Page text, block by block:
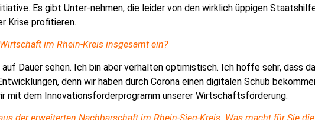
Es gibt Unter-nehmen, die leider von den wirklich üppigen
Krise profitieren.
im Rhein-Kreis insgesamt ein?
Dauer sehen. Ich bin aber verhalten optimistisch. Ich hoffe sehr, dass
denn wir haben durch Corona einen digitalen Schub
mit dem Innovationsförderprogramm unserer Wirtschaftsförderung.